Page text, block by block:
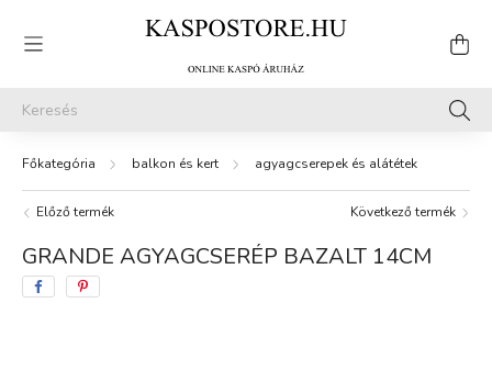
balkon és kert agyagcserepek és alátétek
Előző termék Következő termék
GRANDE AGYAGCSERÉP BAZALT 14CM